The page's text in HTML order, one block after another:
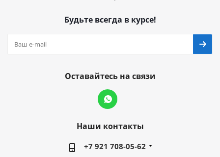
Будьте всегда в курсе!
Оставайтесь на связи
Наши контакты
+7 921 708-05-62